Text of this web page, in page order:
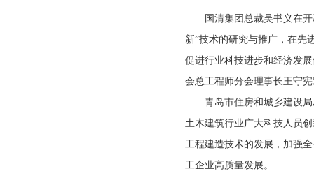
国清集团总裁吴书义在开
新”技术的研究与推广，在先
促进行业科技进步和经济发
会总工程师分会理事长王守
青岛市住房和城乡建设局
土木建筑行业广大科技人员
工程建造技术的发展，加强
工企业高质量发展。